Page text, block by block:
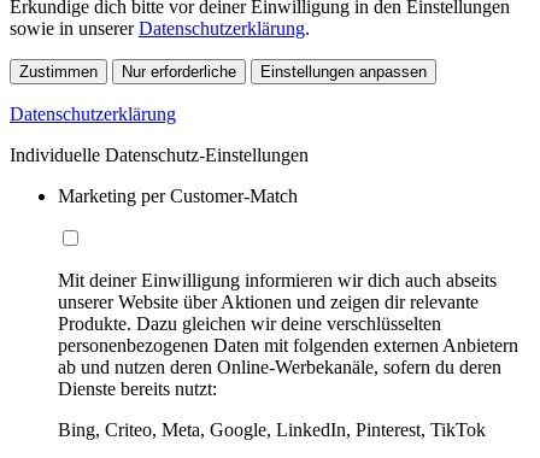
Erkundige dich bitte vor deiner Einwilligung in den Einstellungen
sowie in unsererDatenschutzerklärung.
Zustimmen Nur erforderliche Einstellungen anpassen
Datenschutzerklärung
Individuelle Datenschutz-Einstellungen
Marketing per Customer-Match
Mit deiner Einwilligung informieren wir dich auch abseits
unserer Website über Aktionen und zeigen dir relevante
Produkte. Dazu gleichen wir deine verschlüsselten
personenbezogenen Daten mit folgenden externen Anbietern
ab und nutzen deren Online-Werbekanäle, sofern du deren
Dienste bereits nutzt:
Bing, Criteo, Meta, Google, LinkedIn, Pinterest, TikTok